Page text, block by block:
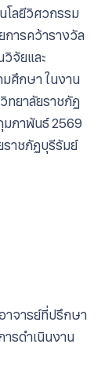
โลยีวิศวกรรม
การคว้ารางวัล
จัยและ
มศึกษา ในงาน
ทยาลัยราชภัฏ
มภาพันธ์ 2569
ราชภัฏบุรีรัมย์
าจารย์ที่ปรึกษา
ารดำเนินงาน